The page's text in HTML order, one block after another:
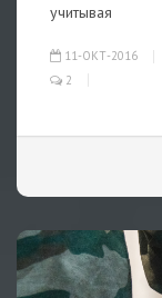
учитывая
11-ОКТ-2016
2